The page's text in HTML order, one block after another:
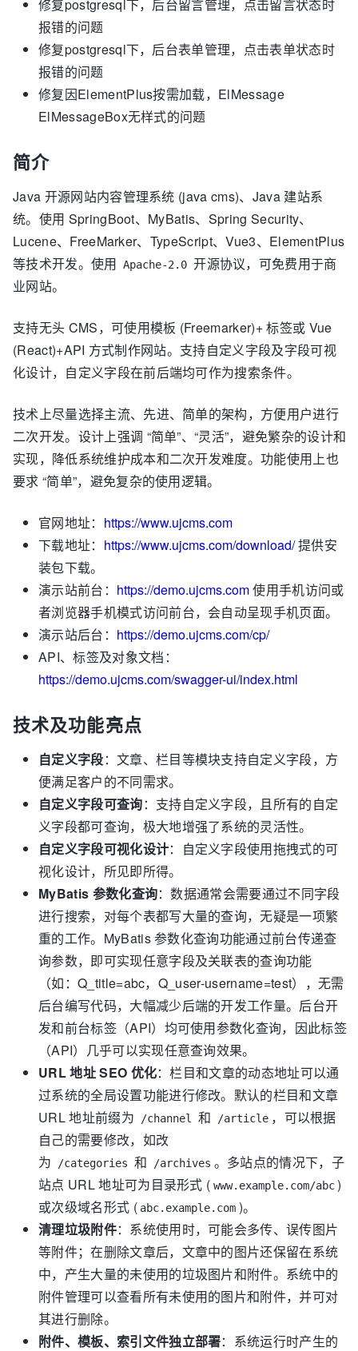
修复postgresql下，后台留言管理，点击留言状态时
报错的问题
修复postgresql下，后台表单管理，点击表单状态时
报错的问题
修复因ElementPlus按需加载，ElMessage
ElMessageBox无样式的问题
简介
Java 开源网站内容管理系统 (java cms)、Java 建站系
统。使用 SpringBoot、MyBatis、Spring Security、
Lucene、FreeMarker、TypeScript、Vue3、ElementPlus
等技术开发。使用 Apache-2.0 开源协议，可免费用于商
业网站。
支持无头 CMS，可使用模板 (Freemarker)+ 标签或 Vue
(React)+API 方式制作网站。支持自定义字段及字段可视
化设计，自定义字段在前后端均可作为搜索条件。
技术上尽量选择主流、先进、简单的架构，方便用户进行
二次开发。设计上强调 “简单”、“灵活”，避免繁杂的设计和
实现，降低系统维护成本和二次开发难度。功能使用上也
要求 “简单”，避免复杂的使用逻辑。
官网地址： https://www.ujcms.com
下载地址： https://www.ujcms.com/download/提供安
装包下载。
演示站前台： https://demo.ujcms.com使用手机访问或
者浏览器手机模式访问前台，会自动呈现手机页面。
演示站后台： https://demo.ujcms.com/cp/
API、标签及对象文档：
https://demo.ujcms.com/swagger-ui/index.html
技术及功能亮点
自定义字段：文章、栏目等模块支持自定义字段，方
便满足客户的不同需求。
自定义字段可查询：支持自定义字段，且所有的自定
义字段都可查询，极大地增强了系统的灵活性。
自定义字段可视化设计：自定义字段使用拖拽式的可
视化设计，所见即所得。
MyBatis 参数化查询：数据通常会需要通过不同字段
进行搜索，对每个表都写大量的查询，无疑是一项繁
重的工作。MyBatis 参数化查询功能通过前台传递查
询参数，即可实现任意字段及关联表的查询功能
（如：Q_title=abc，Q_user-username=test），无需
后台编写代码，大幅减少后端的开发工作量。后台开
发和前台标签（API）均可使用参数化查询，因此标签
（API）几乎可以实现任意查询效果。
URL 地址 SEO 优化：栏目和文章的动态地址可以通
过系统的全局设置功能进行修改。默认的栏目和文章
URL 地址前缀为
/channel 和 /article ，可以根据
自己的需要修改，如改
为
/categories 和 /archives 。多站点的情况下，子
站点 URL 地址可为目录形式 ( www.example.com/abc )
或次级域名形式 ( abc.example.com )。
清理垃圾附件：系统使用时，可能会多传、误传图片
等附件；在删除文章后，文章中的图片还保留在系统
中，产生大量的未使用的垃圾图片和附件。系统中的
附件管理可以查看所有未使用的图片和附件，并可对
其进行删除。
附件、模板、索引文件独立部署：系统运行时产生的